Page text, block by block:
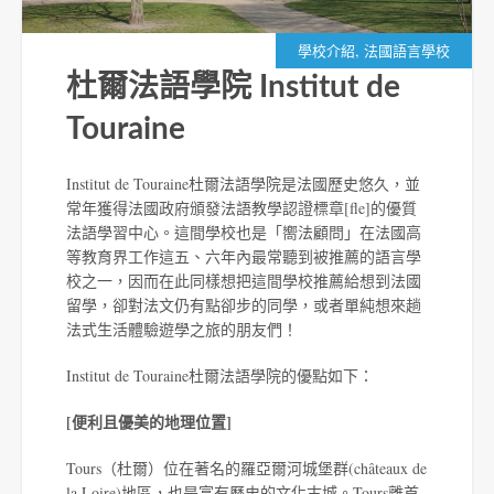
學校介紹, 法國語言學校
杜爾法語學院 Institut de
Touraine
Institut de Touraine杜爾法語學院是法國歷史悠久，並
常年獲得法國政府頒發法語教學認證標章[fle]的優質
法語學習中心。這間學校也是「嚮法顧問」在法國高
等教育界工作這五、六年內最常聽到被推薦的語言學
校之一，因而在此同樣想把這間學校推薦給想到法國
留學，卻對法文仍有點卻步的同學，或者單純想來趟
法式生活體驗遊學之旅的朋友們！
Institut de Touraine杜爾法語學院的優點如下：
[便利且優美的地理位置]
Tours（杜爾）位在著名的羅亞爾河城堡群(châteaux de